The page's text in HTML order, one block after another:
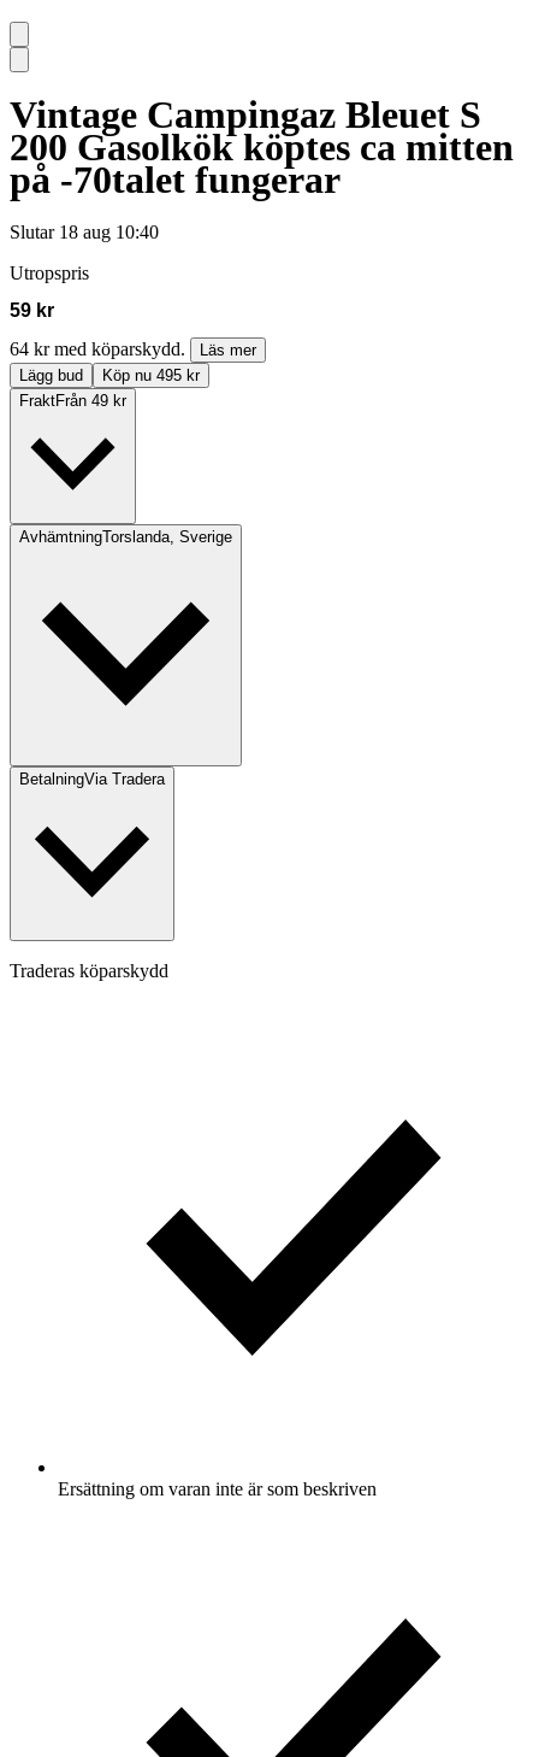
Vintage Campingaz Bleuet S
200 Gasolkök köptes ca mitten
på -70talet fungerar
Slutar 18 aug 10:40
Utropspris
59 kr
64 kr med köparskydd.
Läs mer
Lägg bud
Köp nu 495 kr
FraktFrån 49 kr
AvhämtningTorslanda, Sverige
BetalningVia Tradera
Traderas köparskydd
Ersättning om varan inte är som beskriven